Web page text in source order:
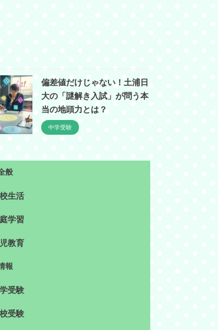
偏差値だけじゃない！土浦日
大の「謎解き入試」が問う本
当の地頭力とは？
中学受験
般
生活
学習
教育
報
受験
受験